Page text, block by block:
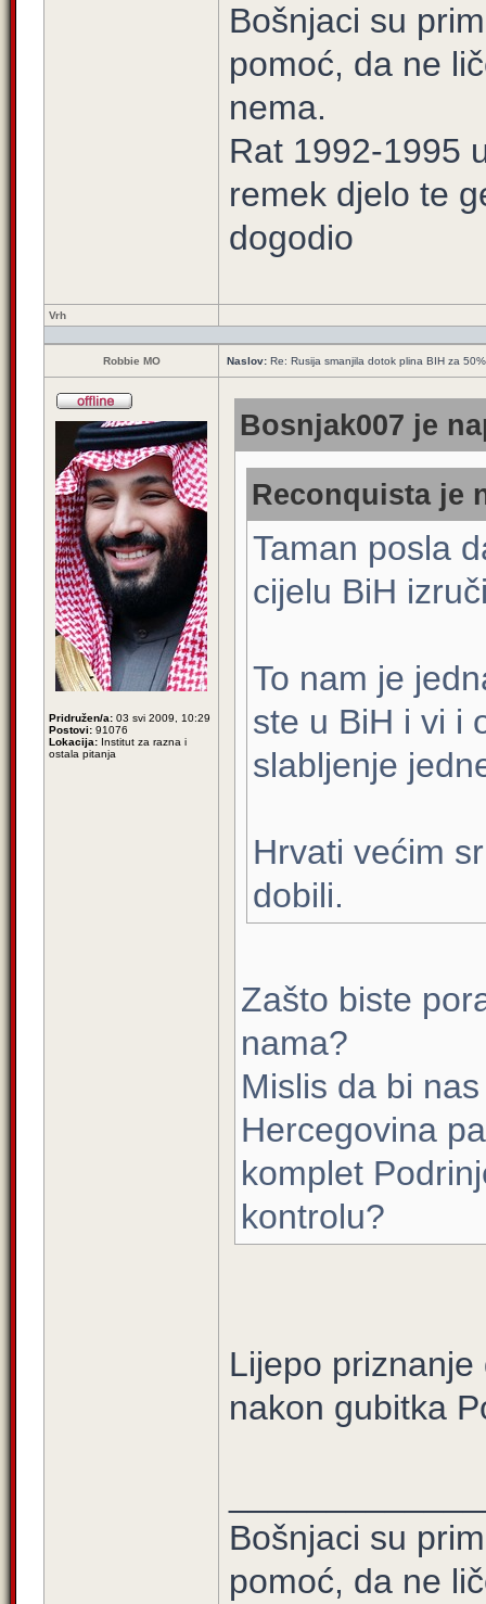
Bošnjaci su
pomoć, da ne
nema.
Rat 1992-1995
remek djelo te
dogodio
Vrh
Robbie MO Naslov: Re: Rusija smanjila dotok plina BIH za 50%
Pridružen/a: 03 svi 2009, 10:29
Postovi: 91076
Lokacija: Institut za razna i
ostala pitanja
Bosnjak007 je
Reconquista je
Taman posla
cijelu BiH
To nam je
ste u BiH i vi i
slabljenje
Hrvati većim
dobili.
Zašto biste
nama?
Mislis da bi
Hercegovina
komplet
kontrolu?
Lijepo
nakon gubitka
Bošnjaci su
pomoć, da ne